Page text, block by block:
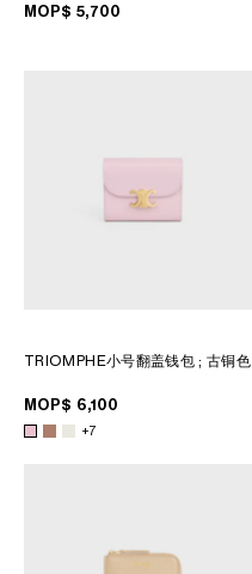
MOP$ 5,700
TRIOMPHE小号翻盖钱包; 古铜色
MOP$ 6,100
+7